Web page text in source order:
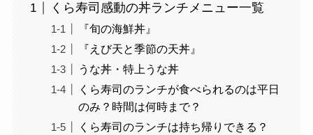
くら寿司感動の丼ランチメニュー一覧
『旬の海鮮丼』
『えび天と季節の天丼』
うな丼・特上うな丼
くら寿司のランチが食べられるのは平日
のみ？時間は何時まで？
くら寿司のランチは持ち帰りできる？